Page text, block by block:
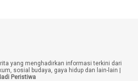
yang menghadirkan informasi terkini dari
sosial budaya, gaya hidup dan lain-lain |
Peristiwa